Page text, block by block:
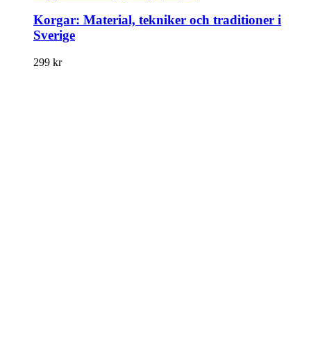
Korgar: Material, tekniker och traditioner i
Sverige
299 kr